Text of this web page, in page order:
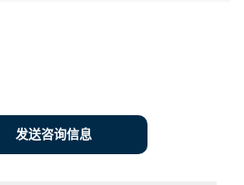
发送咨询信息